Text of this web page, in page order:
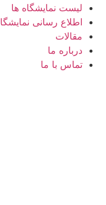
لیست نمایشگاه ها
اطلاع رسانی
مقالات
درباره ما
تماس با ما